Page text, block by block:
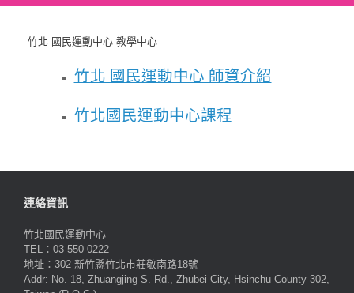
竹北 國民運動中心 教學中心
竹北 國民運動中心 師資介紹
竹北國民運動中心課程
連絡資訊
竹北國民運動中心
TEL：03-550-0222
地址：302 新竹縣竹北市莊敬南路18號
Addr: No. 18, Zhuangjing S. Rd., Zhubei City, Hsinchu County 302,